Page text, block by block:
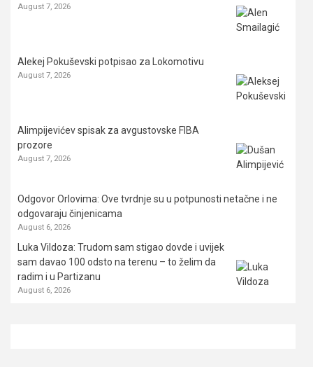
August 7, 2026
Alekej Pokuševski potpisao za Lokomotivu
August 7, 2026
Alimpijevićev spisak za avgustovske FIBA
prozore
August 7, 2026
Odgovor Orlovima: ​Ove tvrdnje su u potpunosti netačne i ne
odgovaraju činjenicama
August 6, 2026
Luka Vildoza: Trudom sam stigao dovde i uvijek
sam davao 100 odsto na terenu – to želim da
radim i u Partizanu
August 6, 2026